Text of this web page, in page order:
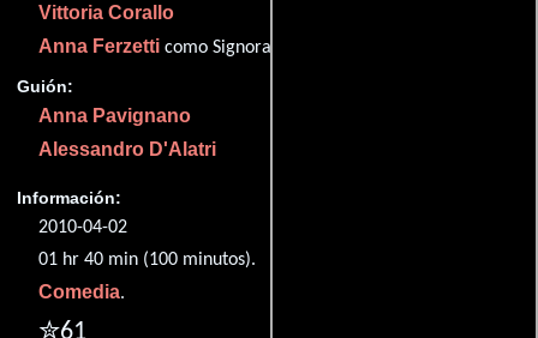
Vittoria Corallo
Anna Ferzetti como Signora milanese
Guión:
Anna Pavignano
Alessandro D'Alatri
Información:
2010-04-02
01 hr 40 min (100 minutos).
Comedia.
✮61